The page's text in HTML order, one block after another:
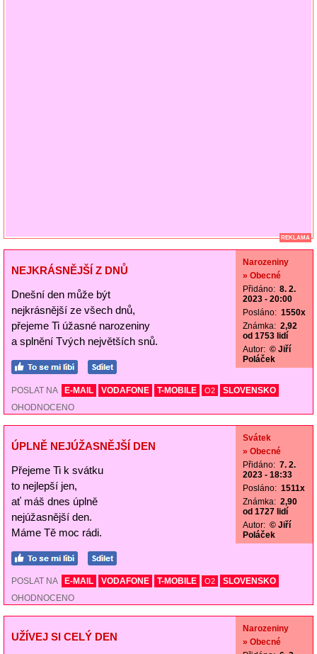
REKLAMA
NEJKRÁSNĚJŠÍ Z DNŮ
Dnešní den může být
nejkrásnější ze všech dnů,
přejeme Ti úžasné narozeniny
a splnění Tvých největších snů.
Narozeniny
» Obecné
Přidáno: 8. 2.
2023 - 20:00
Posláno: 1550x
Známka: 2,92
od 1753 lidí
Autor: © Jiří
Poláček
POSLAT NA E-MAIL VODAFONE T-MOBILE O2
SLOVENSKO
OHODNOCENO
ÚPLNĚ NEJÚŽASNĚJŠÍ DEN
Přejeme Ti k svátku
to nejlepší jen,
ať máš dnes úplně
nejúžasnější den.
Máme Tě moc rádi.
Svátek
» Obecné
Přidáno: 7. 2.
2023 - 18:33
Posláno: 1511x
Známka: 2,90
od 1727 lidí
Autor: © Jiří
Poláček
POSLAT NA E-MAIL VODAFONE T-MOBILE O2
SLOVENSKO
OHODNOCENO
UŽÍVEJ SI CELÝ DEN
Narozeniny
» Obecné